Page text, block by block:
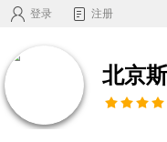
登录 注册